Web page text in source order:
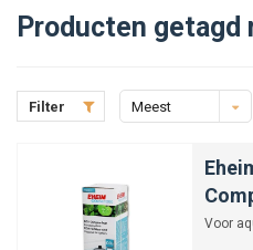
Producten getagd
Filter
Meest
Voor